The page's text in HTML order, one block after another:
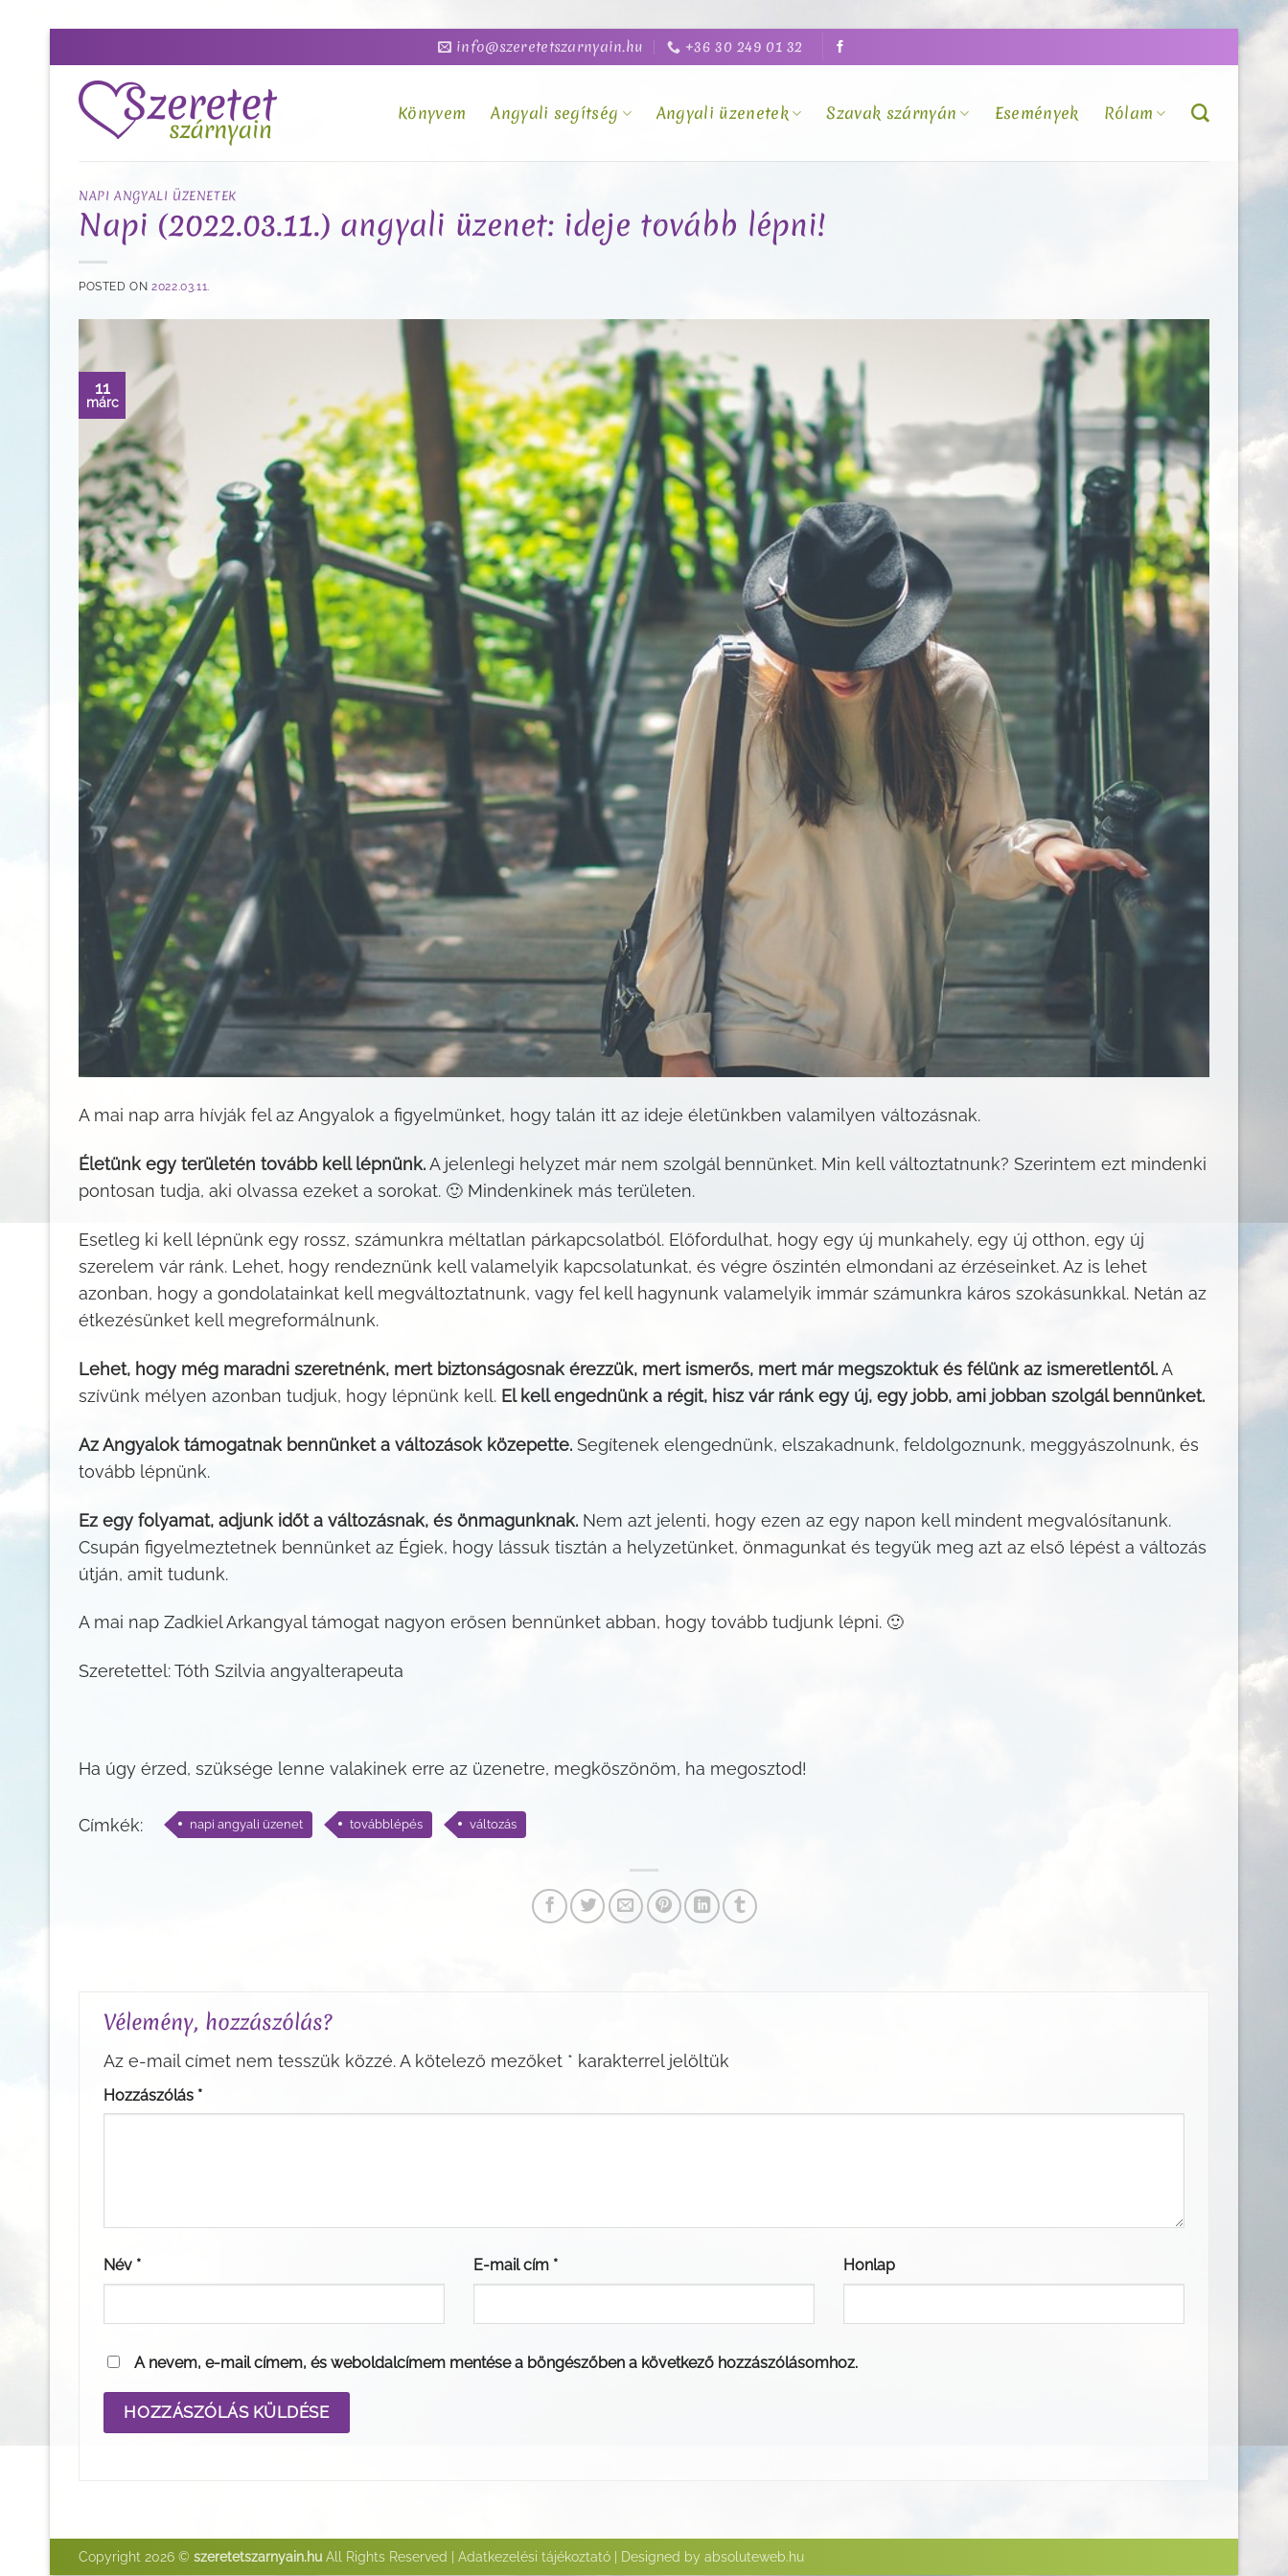
to
content
info@szeretetszarnyain.hu +36 30 249 01 32
Könyvem Angyali segítség Angyali üzenetek Szavak szárnyán Események Rólam
NAPI ANGYALI ÜZENETEK
Napi (2022.03.11.) angyali üzenet: ideje tovább lépni!
POSTED ON2022.03.11.
11
márc
A mai nap arra hívják fel az Angyalok a figyelmünket, hogy talán itt az ideje életünkben valamilyen változásnak.
Életünk egy területén tovább kell lépnünk.A jelenlegi helyzet már nem szolgál bennünket. Min kell változtatnunk? Szerintem ezt mindenki
pontosan tudja, aki olvassa ezeket a sorokat. 🙂 Mindenkinek más területen.
Esetleg ki kell lépnünk egy rossz, számunkra méltatlan párkapcsolatból. Előfordulhat, hogy egy új munkahely, egy új otthon, egy új
szerelem vár ránk. Lehet, hogy rendeznünk kell valamelyik kapcsolatunkat, és végre őszintén elmondani az érzéseinket. Az is lehet
azonban, hogy a gondolatainkat kell megváltoztatnunk, vagy fel kell hagynunk valamelyik immár számunkra káros szokásunkkal. Netán az
étkezésünket kell megreformálnunk.
Lehet, hogy még maradni szeretnénk, mert biztonságosnak érezzük, mert ismerős, mert már megszoktuk és félünk az ismeretlentől.A
szívünk mélyen azonban tudjuk, hogy lépnünk kell. El kell engednünk a régit, hisz vár ránk egy új, egy jobb, ami jobban szolgál bennünket.
Az Angyalok támogatnak bennünket a változások közepette. Segítenek elengednünk, elszakadnunk, feldolgoznunk, meggyászolnunk, és
tovább lépnünk.
Ez egy folyamat, adjunk időt a változásnak, és önmagunknak. Nem azt jelenti, hogy ezen az egy napon kell mindent megvalósítanunk.
Csupán figyelmeztetnek bennünket az Égiek, hogy lássuk tisztán a helyzetünket, önmagunkat és tegyük meg azt az első lépést a változás
útján, amit tudunk.
A mai nap Zadkiel Arkangyal támogat nagyon erősen bennünket abban, hogy tovább tudjunk lépni. 🙂
Szeretettel: Tóth Szilvia angyalterapeuta
Ha úgy érzed, szüksége lenne valakinek erre az üzenetre, megköszönöm, ha megosztod!
Címkék: napi angyali üzenet továbblépés változás
Vélemény, hozzászólás?
Az e-mail címet nem tesszük közzé.A kötelező mezőket * karakterrel jelöltük
Hozzászólás *
Név * E-mail cím * Honlap
A nevem, e-mail címem, és weboldalcímem mentése a böngészőben a következő hozzászólásomhoz.
Copyright 2026 © szeretetszarnyain.hu All Rights Reserved | Adatkezelési tájékoztató | Designed by absoluteweb.hu